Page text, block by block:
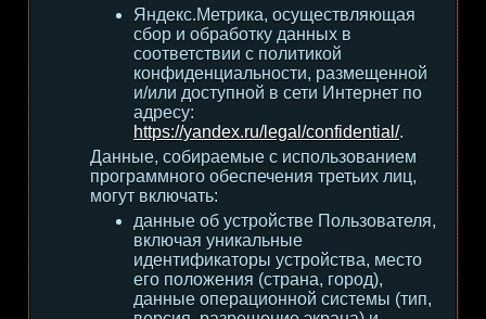
Яндекс.Метрика, осуществляющая
сбор и обработку данных в
соответствии с политикой
конфиденциальности, размещенной
и/или доступной в сети Интернет по
адресу:
https://yandex.ru/legal/confidential/.
Данные, собираемые с использованием
программного обеспечения третьих лиц,
могут включать:
данные об устройстве Пользователя,
включая уникальные
идентификаторы устройства, место
его положения (страна, город),
данные операционной системы (тип,